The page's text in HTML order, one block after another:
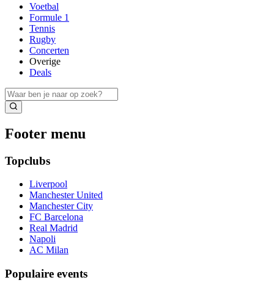
Voetbal
Formule 1
Tennis
Rugby
Concerten
Overige
Deals
Footer menu
Topclubs
Liverpool
Manchester United
Manchester City
FC Barcelona
Real Madrid
Napoli
AC Milan
Populaire events